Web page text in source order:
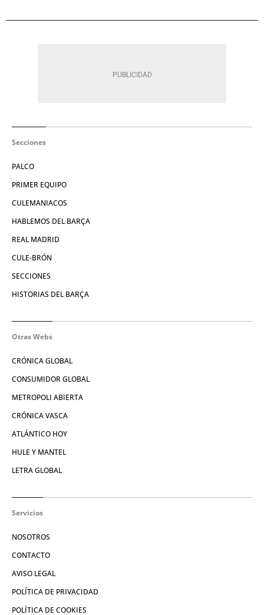
Secciones
PALCO
PRIMER EQUIPO
CULEMANIACOS
HABLEMOS DEL BARÇA
REAL MADRID
CULE-BRÓN
SECCIONES
HISTORIAS DEL BARÇA
Otras Webs
CRÓNICA GLOBAL
CONSUMIDOR GLOBAL
METROPOLI ABIERTA
CRÓNICA VASCA
ATLÁNTICO HOY
HULE Y MANTEL
LETRA GLOBAL
Servicios
NOSOTROS
CONTACTO
AVISO LEGAL
POLÍTICA DE PRIVACIDAD
POLÍTICA DE COOKIES